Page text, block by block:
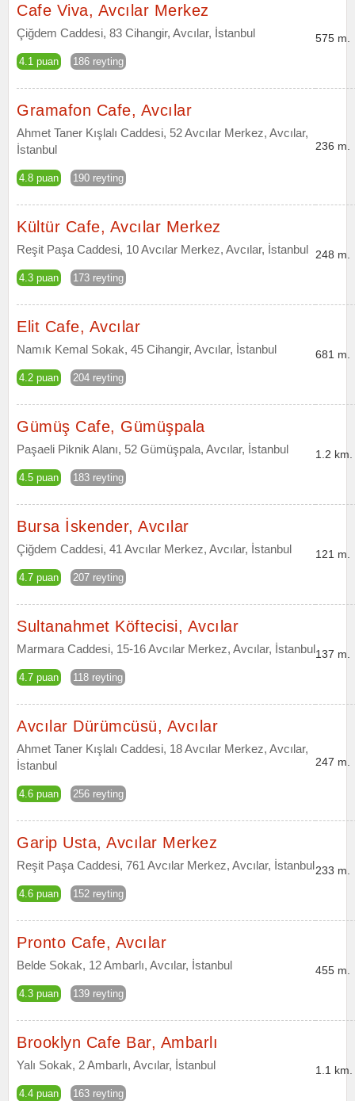
Cafe Viva, Avcılar Merkez
Çiğdem Caddesi, 83 Cihangir, Avcılar, İstanbul
4.1 puan 186 reyting
575 m.
Gramafon Cafe, Avcılar
Ahmet Taner Kışlalı Caddesi, 52 Avcılar Merkez, Avcılar,
İstanbul
4.8 puan 190 reyting
236 m.
Kültür Cafe, Avcılar Merkez
Reşit Paşa Caddesi, 10 Avcılar Merkez, Avcılar, İstanbul
4.3 puan 173 reyting
248 m.
Elit Cafe, Avcılar
Namık Kemal Sokak, 45 Cihangir, Avcılar, İstanbul
4.2 puan 204 reyting
681 m.
Gümüş Cafe, Gümüşpala
Paşaeli Piknik Alanı, 52 Gümüşpala, Avcılar, İstanbul
4.5 puan 183 reyting
1.2 km.
Bursa İskender, Avcılar
Çiğdem Caddesi, 41 Avcılar Merkez, Avcılar, İstanbul
4.7 puan 207 reyting
121 m.
Sultanahmet Köftecisi, Avcılar
Marmara Caddesi, 15-16 Avcılar Merkez, Avcılar, İstanbul
4.7 puan 118 reyting
137 m.
Avcılar Dürümcüsü, Avcılar
Ahmet Taner Kışlalı Caddesi, 18 Avcılar Merkez, Avcılar,
İstanbul
4.6 puan 256 reyting
247 m.
Garip Usta, Avcılar Merkez
Reşit Paşa Caddesi, 761 Avcılar Merkez, Avcılar, İstanbul
4.6 puan 152 reyting
233 m.
Pronto Cafe, Avcılar
Belde Sokak, 12 Ambarlı, Avcılar, İstanbul
4.3 puan 139 reyting
455 m.
Brooklyn Cafe Bar, Ambarlı
Yalı Sokak, 2 Ambarlı, Avcılar, İstanbul
4.4 puan 163 reyting
1.1 km.